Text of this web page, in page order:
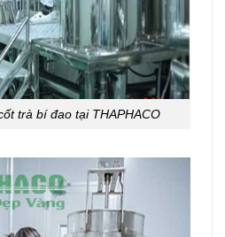
trà bí đao tại THAPHACO